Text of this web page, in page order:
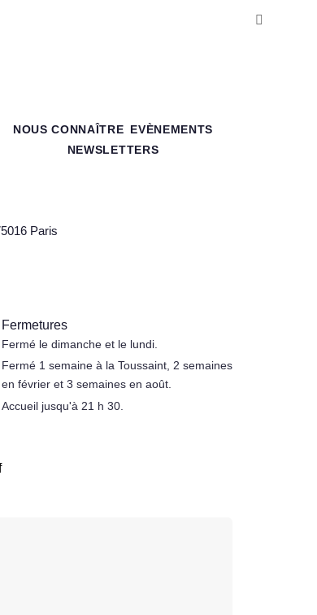
NOUS CONNAÎTRE
EVÈNEMENTS
NEWSLETTERS
Paris
Fermetures
Fermé le dimanche et le lundi.
Fermé 1 semaine à la Toussaint, 2 semaines
en février et 3 semaines en août.
Accueil jusqu'à 21 h 30.